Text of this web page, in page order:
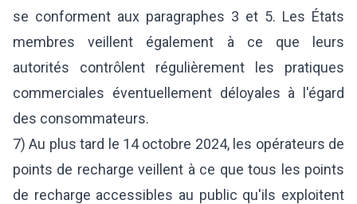
se conforment aux paragraphes 3 et 5. Les États
membres veillent également à ce que leurs
autorités contrôlent régulièrement les pratiques
commerciales éventuellement déloyales à l'égard
des consommateurs.
7) Au plus tard le 14 octobre 2024, les opérateurs de
points de recharge veillent à ce que tous les points
de recharge accessibles au public qu'ils exploitent